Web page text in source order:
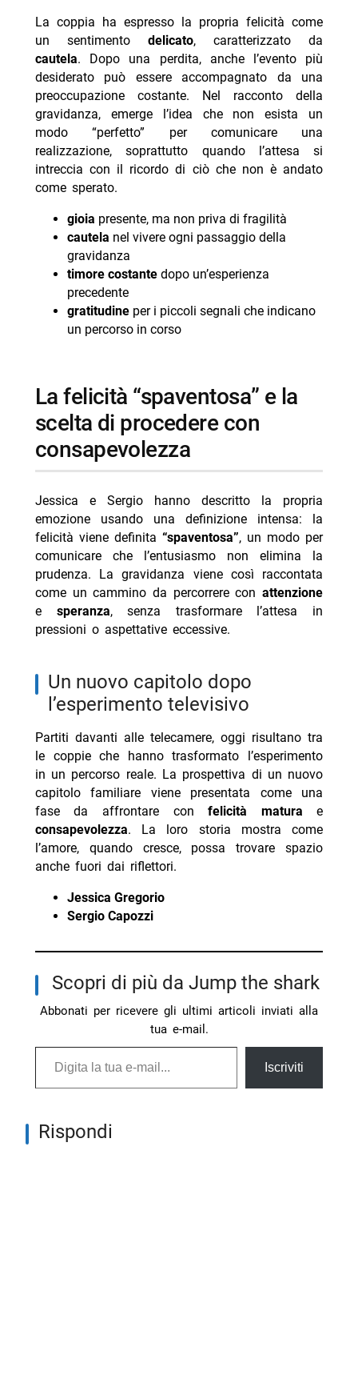
La coppia ha espresso la propria felicità come
un sentimento delicato, caratterizzato da
cautela. Dopo una perdita, anche l’evento più
desiderato può essere accompagnato da una
preoccupazione costante. Nel racconto della
gravidanza, emerge l’idea che non esista un
modo “perfetto” per comunicare una
realizzazione, soprattutto quando l’attesa si
intreccia con il ricordo di ciò che non è andato
come sperato.
gioia presente, ma non priva di fragilità
cautela nel vivere ogni passaggio della
gravidanza
timore costantedopo un’esperienza
precedente
gratitudineper i piccoli segnali che indicano
un percorso in corso
la felicità “spaventosa” e la
scelta di procedere con
consapevolezza
Jessica e Sergio hanno descritto la propria
emozione usando una definizione intensa: la
felicità viene definita “spaventosa”, un modo per
comunicare che l’entusiasmo non elimina la
prudenza. La gravidanza viene così raccontata
come un cammino da percorrere conattenzione
e speranza, senza trasformare l’attesa in
pressioni o aspettative eccessive.
un nuovo capitolo dopo
l’esperimento televisivo
Partiti davanti alle telecamere, oggi risultano tra
le coppie che hanno trasformato l’esperimento
in un percorso reale. La prospettiva di un nuovo
capitolo familiare viene presentata come una
fase da affrontare confelicità matura e
consapevolezza. La loro storia mostra come
l’amore, quando cresce, possa trovare spazio
anche fuori dai riflettori.
Jessica Gregorio
Sergio Capozzi
Scopri di più da Jump the shark
Abbonati per ricevere gli ultimi articoli inviati alla
tua e-mail.
Digita la tua e-mail...
Iscriviti
Rispondi